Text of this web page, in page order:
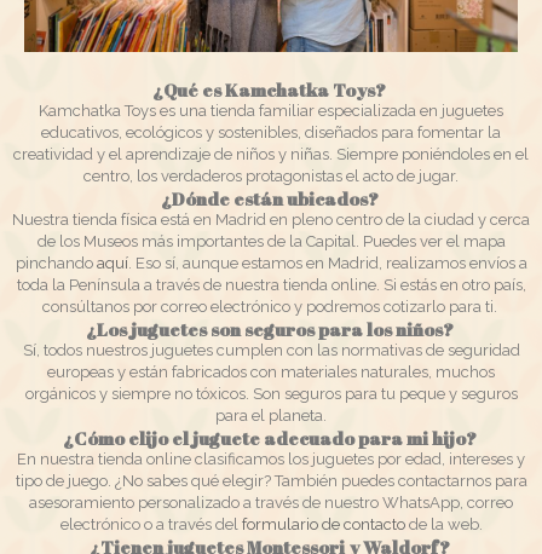
¿Qué es Kamchatka Toys?
Kamchatka Toys es una tienda familiar especializada en juguetes
educativos, ecológicos y sostenibles, diseñados para fomentar la
creatividad y el aprendizaje de niños y niñas. Siempre poniéndoles en el
centro, los verdaderos protagonistas el acto de jugar.
¿Dónde están ubicados?
Nuestra tienda física está en Madrid en pleno centro de la ciudad y cerca
de los Museos más importantes de la Capital. Puedes ver el mapa
pinchando aquí. Eso sí, aunque estamos en Madrid, realizamos envíos a
toda la Península a través de nuestra tienda online. Si estás en otro país,
consúltanos por correo electrónico y podremos cotizarlo para ti.
¿Los juguetes son seguros para los niños?
Sí, todos nuestros juguetes cumplen con las normativas de seguridad
europeas y están fabricados con materiales naturales, muchos
orgánicos y siempre no tóxicos. Son seguros para tu peque y seguros
para el planeta.
¿Cómo elijo el juguete adecuado para mi hijo?
En nuestra tienda online clasificamos los juguetes por edad, intereses y
tipo de juego. ¿No sabes qué elegir? También puedes contactarnos para
asesoramiento personalizado a través de nuestro WhatsApp, correo
electrónico o a través del formulario de contactode la web.
¿Tienen juguetes Montessori y Waldorf?